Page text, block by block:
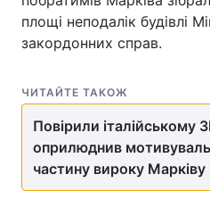
площі неподалік будівлі
закордонних справ.
ЧИТАЙТЕ ТАКОЖ
Повірили італійському
оприлюднив
частину вироку Марківу